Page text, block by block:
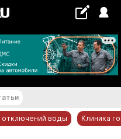
°С
отключений воды Клиника